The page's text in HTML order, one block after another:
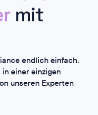
mit
endlich einfach.
einer einzigen
unseren Experten